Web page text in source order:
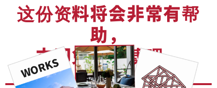
这份资料将会非常有帮
助，
立即免费下载吧。